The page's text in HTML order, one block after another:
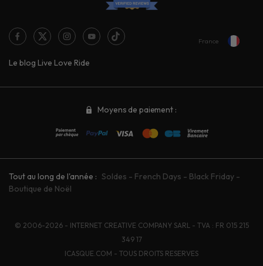
Le blog Live Love Ride
France
Moyens de paiement :
Tout au long de l'année : Soldes - French Days - Black Friday -
Boutique de Noël
© 2006-2026 - INTERNET CREATIVE COMPANY SARL - TVA : FR 015 215
349 17
ICASQUE.COM - TOUS DROITS RESERVES